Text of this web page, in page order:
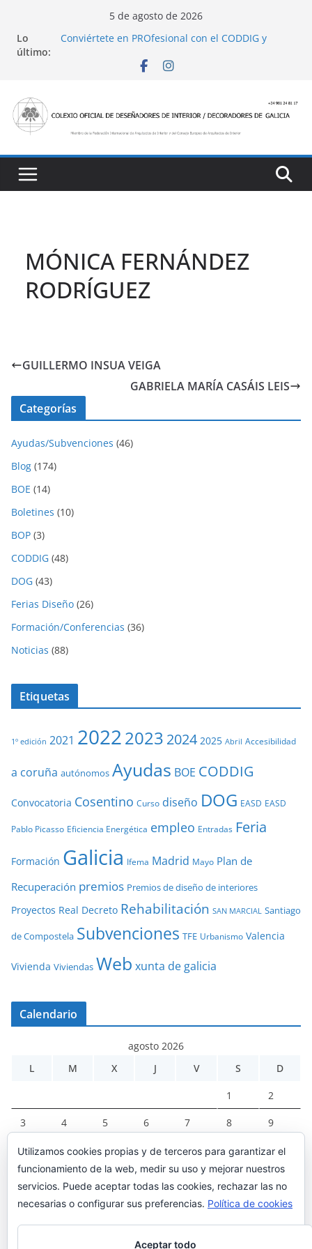
contenido
5 de agosto de 2026
Lo
último:
Conviértete en PROfesional con el CODDIG y
Ayudas para mejoras de establecimientos
San Marcial 2025
MÓNICA FERNÁNDEZ
RODRÍGUEZ
GUILLERMO INSUA VEIGA
GABRIELA MARÍA CASÁIS LEIS
Categorías
Ayudas/Subvenciones (46)
Blog (174)
BOE (14)
Boletines (10)
BOP (3)
CODDIG (48)
DOG (43)
Ferias Diseño (26)
Formación/Conferencias (36)
Noticias (88)
Etiquetas
1º edición 2021 20222023 2024 2025 Abril Accesibilidad
a coruña autónomos Ayudas BOE CODDIG
Convocatoria Cosentino Curso diseño DOG EASD EASD
Pablo Picasso Eficiencia Energética empleo Entradas Feria
Formación Galicia Ifema Madrid Mayo Plan de
Recuperación premios Premios de diseño de interiores
Proyectos Real Decreto Rehabilitación SAN MARCIAL Santiago
de Compostela Subvenciones TFE Urbanismo Valencia
Vivienda Viviendas Web xunta de galicia
Calendario
agosto 2026
L
M X J V S D
1 2
3 4 5 6 7 8 9
10 11 12 13 14 15 16
17 18 19 20 21 22 23
24 25 26 27 28 29 30
Utilizamos cookies propias y de terceros para garantizar el
funcionamiento de la web, medir su uso y mejorar nuestros
servicios. Puede aceptar todas las cookies, rechazar las no
necesarias o configurar sus preferencias. Política de cookies
Aceptar todo